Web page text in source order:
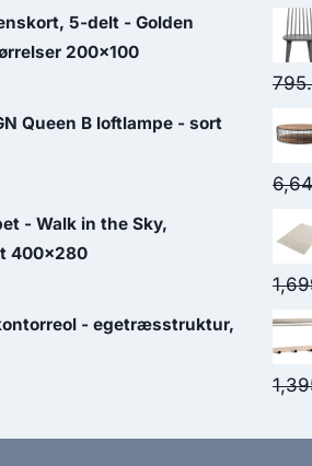
5-delt - Golden
200x100
Queen B loftlampe - sort
- Walk in the Sky,
400x280
- egetræsstruktur,